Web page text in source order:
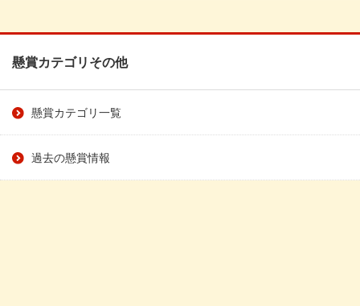
懸賞カテゴリその他
懸賞カテゴリ一覧
過去の懸賞情報